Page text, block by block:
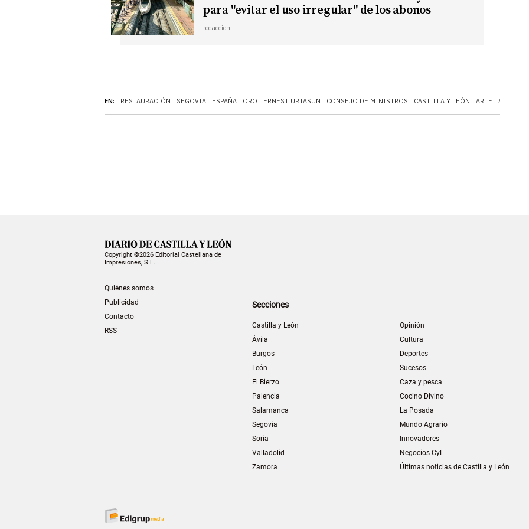
EN: RESTAURACIÓN SEGOVIA ESPAÑA ORO ERNEST URTASUN CONSEJO DE MINISTROS CASTILLA Y LEÓN ARTE
para "evitar el uso irregular" de los abonos
redaccion
Copyright ©2026 Editorial Castellana de
Impresiones, S.L.
Quiénes somos
Publicidad
Contacto
RSS
Secciones
Castilla y León
Ávila
Burgos
León
El Bierzo
Palencia
Salamanca
Segovia
Soria
Valladolid
Zamora
Opinión
Cultura
Deportes
Sucesos
Caza y pesca
Cocino Divino
La Posada
Mundo Agrario
Innovadores
Negocios CyL
Últimas noticias de Castilla y León